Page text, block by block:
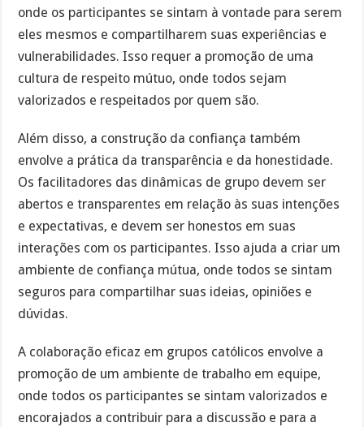
onde os participantes se sintam à vontade para serem
eles mesmos e compartilharem suas experiências e
vulnerabilidades. Isso requer a promoção de uma
cultura de respeito mútuo, onde todos sejam
valorizados e respeitados por quem são.
Além disso, a construção da confiança também
envolve a prática da transparência e da honestidade.
Os facilitadores das dinâmicas de grupo devem ser
abertos e transparentes em relação às suas intenções
e expectativas, e devem ser honestos em suas
interações com os participantes. Isso ajuda a criar um
ambiente de confiança mútua, onde todos se sintam
seguros para compartilhar suas ideias, opiniões e
dúvidas.
A colaboração eficaz em grupos católicos envolve a
promoção de um ambiente de trabalho em equipe,
onde todos os participantes se sintam valorizados e
encorajados a contribuir para a discussão e para a